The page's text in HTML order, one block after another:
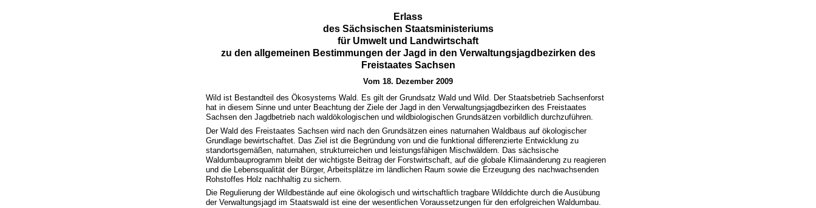
Erlass
des Sächsischen Staatsministeriums
für Umwelt und Landwirtschaft
zu den allgemeinen Bestimmungen der Jagd in den Verwaltungsjagdbezirken des
Freistaates Sachsen
Vom 18. Dezember 2009
Wild ist Bestandteil des Ökosystems Wald. Es gilt der Grundsatz Wald und Wild. Der Staatsbetrieb Sachsenforst
hat in diesem Sinne und unter Beachtung der Ziele der Jagd in den Verwaltungsjagdbezirken des Freistaates
Sachsen den Jagdbetrieb nach waldökologischen und wildbiologischen Grundsätzen vorbildlich durchzuführen.
Der Wald des Freistaates Sachsen wird nach den Grundsätzen eines naturnahen Waldbaus auf ökologischer
Grundlage bewirtschaftet. Das Ziel ist die Begründung von und die funktional differenzierte Entwicklung zu
standortsgemäßen, naturnahen, strukturreichen und leistungsfähigen Mischwäldern. Das sächsische
Waldumbauprogramm bleibt der wichtigste Beitrag der Forstwirtschaft, auf die globale Klimaänderung zu reagieren
und die Lebensqualität der Bürger, Arbeitsplätze im ländlichen Raum sowie die Erzeugung des nachwachsenden
Rohstoffes Holz nachhaltig zu sichern.
Die Regulierung der Wildbestände auf eine ökologisch und wirtschaftlich tragbare Wilddichte durch die Ausübung
der Verwaltungsjagd im Staatswald ist eine der wesentlichen Voraussetzungen für den erfolgreichen Waldumbau.